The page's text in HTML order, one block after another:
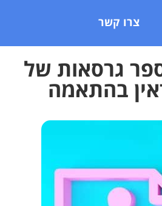
צרו קשר
גרסאות של
בהתאמה